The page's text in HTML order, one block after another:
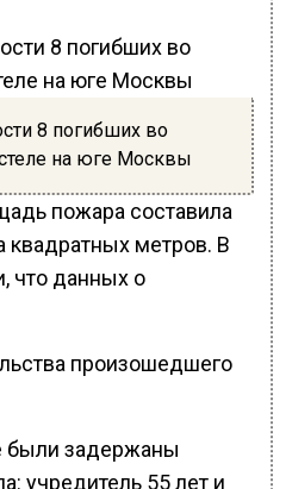
8 погибших во
на юге Москвы
пожара составила
квадратных метров. В
что данных о
произошедшего
были задержаны
учредитель 55 лет и